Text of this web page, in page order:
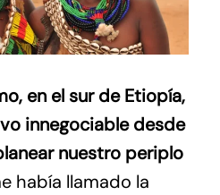
en el sur de Etiopía,
innegociable desde
nuestro periplo
había llamado la